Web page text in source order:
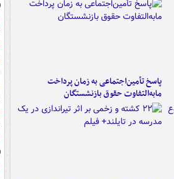
پاسخ تأمین‌اجتماعی به زمان پرداخت
مابه‌التفاوت حقوق بازنشستگان